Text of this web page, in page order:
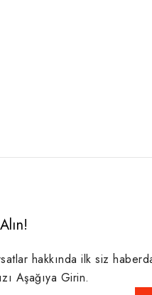
hakkında ilk siz
Aşağıya Girin.